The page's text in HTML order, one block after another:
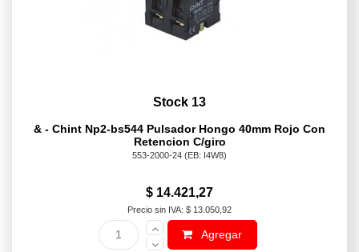
Stock 13
& - Chint Np2-bs544 Pulsador Hongo 40mm Rojo Con
Retencion C/giro
553-2000-24 (EB: I4W8)
$ 14.421,27
Precio sin IVA: $ 13.050,92
Agregar